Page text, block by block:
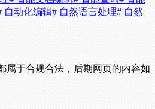
自动化编辑# 自然语言处理# 自然
属于合规合法，后期网页的内容如